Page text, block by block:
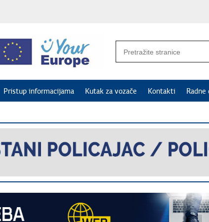
Pristup informacijama Kutak za vozače Kontakti Radne